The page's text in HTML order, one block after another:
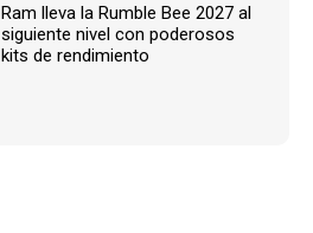
Ram lleva la Rumble Bee 2027 al
siguiente nivel con poderosos
kits de rendimiento